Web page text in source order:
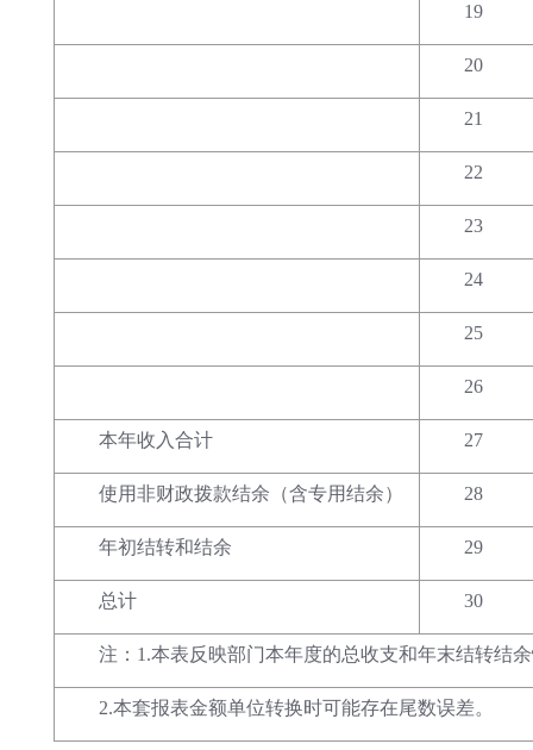
19
20
21
22
23
24
25
26
本年收入合计 27
使用非财政拨款结余（含专用结余） 28
年初结转和结余 29
总计 30
注：1.本表反映部门本年度的总收支和年末结转结
2.本套报表金额单位转换时可能存在尾数误差。